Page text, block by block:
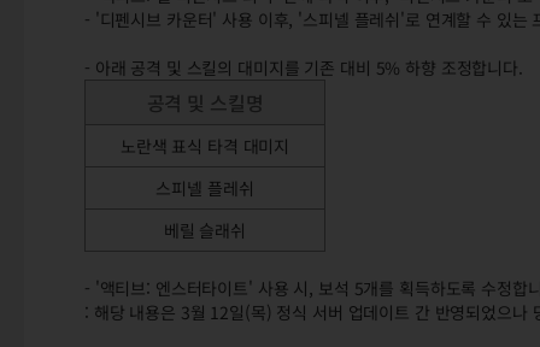
- '디펜시브 카운터' 사용 이후, '스피넬 플레쉬'로 연계할 수 있는
- 아래 공격 및 스킬의 대미지를 기존 대비 5% 하향 조정합니다.
공격 및 스킬명
노란색 표식 타격 대미지
스피넬 플레쉬
베릴 슬래쉬
- '액티브: 엔스터타이트' 사용 시, 보석 5개를 획득하도록 수정합
: 해당 내용은 3월 12일(목) 정식 서버 업데이트 간 반영되었으나